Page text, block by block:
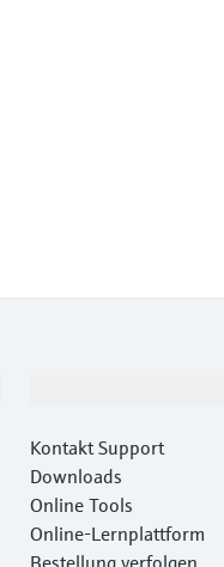
Kontakt Support
Downloads
Online Tools
Online-Lernplattform